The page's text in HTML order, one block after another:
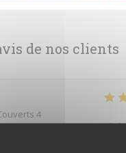
de nos clients
4
:4/5 Cuisine:5/5 Qualité